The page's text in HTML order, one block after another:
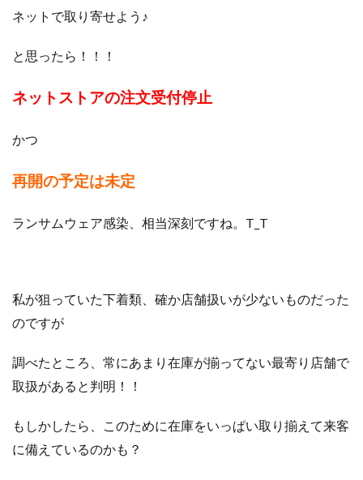
ネットで取り寄せよう♪
と思ったら！！！
ネットストアの注文受付停止
かつ
再開の予定は未定
ランサムウェア感染、相当深刻ですね。T_T
私が狙っていた下着類、確か店舗扱いが少ないものだった
のですが
調べたところ、常にあまり在庫が揃ってない最寄り店舗で
取扱があると判明！！
もしかしたら、このために在庫をいっぱい取り揃えて来客
に備えているのかも？